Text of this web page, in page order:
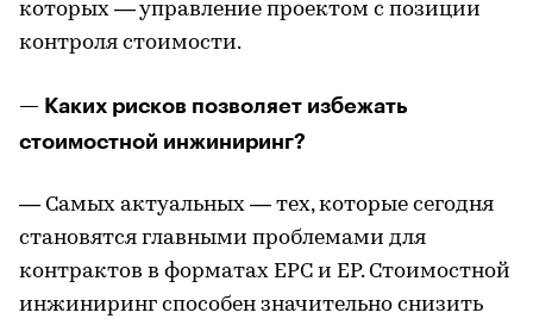
которых — управление проектом с позиции
контроля стоимости.
— Каких рисков позволяет избежать
стоимостной инжиниринг?
— Самых актуальных — тех, которые сегодня
становятся главными проблемами для
контрактов в форматах ЕРС и ЕР. Стоимостной
инжиниринг способен значительно снизить